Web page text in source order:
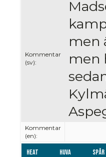
Kommentar
(sv):
men
men
Kommentar
(en):
Heat Huva Spår